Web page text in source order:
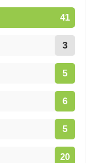
41
3
5
6
5
20